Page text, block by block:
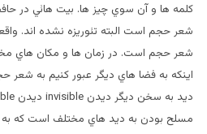
کلمه ها و آن سوي چيز ها. بيت هائي در
شعر حجم است البته تئوريزه نشده اند.
شعر حجم است. در زمان ها و مکان هاي